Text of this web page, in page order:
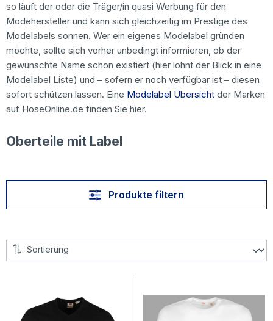
so läuft der oder die Träger/in quasi Werbung für den
Modehersteller und kann sich gleichzeitig im Prestige des
Modelabels sonnen. Wer ein eigenes Modelabel gründen
möchte, sollte sich vorher unbedingt informieren, ob der
gewünschte Name schon existiert (hier lohnt der Blick in eine
Modelabel Liste) und – sofern er noch verfügbar ist – diesen
sofort schützen lassen. Eine Modelabel Übersicht der Marken
auf HoseOnline.de finden Sie hier.
Oberteile mit Label
Produkte filtern